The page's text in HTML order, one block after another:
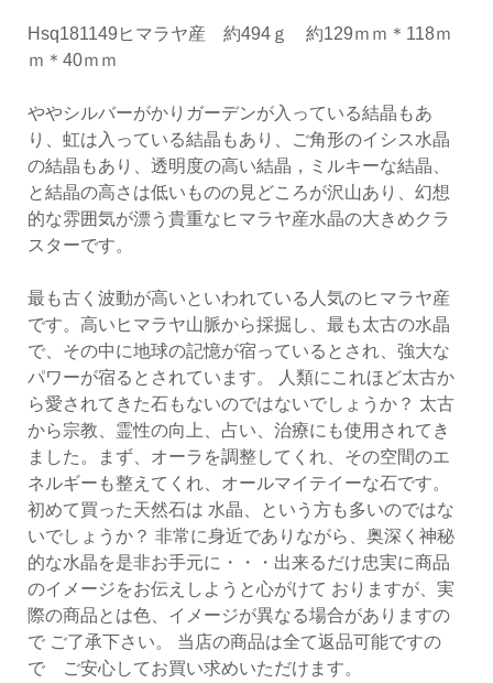
Hsq181149ヒマラヤ産 約494ｇ 約129ｍｍ＊118ｍ
ｍ＊40ｍｍ
ややシルバーがかりガーデンが入っている結晶もあ
り、虹は入っている結晶もあり、ご角形のイシス水晶
の結晶もあり、透明度の高い結晶，ミルキーな結晶、
と結晶の高さは低いものの見どころが沢山あり、幻想
的な雰囲気が漂う貴重なヒマラヤ産水晶の大きめクラ
スターです。
最も古く波動が高いといわれている人気のヒマラヤ産
です。高いヒマラヤ山脈から採掘し、最も太古の水晶
で、その中に地球の記憶が宿っているとされ、強大な
パワーが宿るとされています。 人類にこれほど太古か
ら愛されてきた石もないのではないでしょうか？ 太古
から宗教、霊性の向上、占い、治療にも使用されてき
ました。まず、オーラを調整してくれ、その空間のエ
ネルギーも整えてくれ、オールマイテイーな石です。
初めて買った天然石は 水晶、という方も多いのではな
いでしょうか？ 非常に身近でありながら、奥深く神秘
的な水晶を是非お手元に・・・出来るだけ忠実に商品
のイメージをお伝えしようと心がけて おりますが、実
際の商品とは色、イメージが異なる場合がありますの
で ご了承下さい。 当店の商品は全て返品可能ですの
で ご安心してお買い求めいただけます。